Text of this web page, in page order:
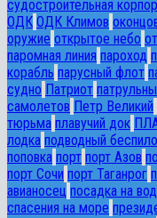
судостроительная
ОДК ОДК Климов
оружие открытое небо
паромная линия пароход
корабль парусный флот
судно Патриот
самолетов Петр Великий
тюрьма плавучий док
лодка подводный
поповка порт порт Азов
порт Сочи порт Таганрог
авианосец посадка на
спасения на море